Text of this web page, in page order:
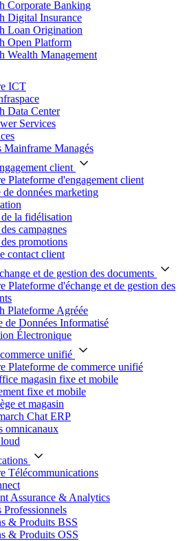
Corporate Banking
Digital Insurance
Loan Origination
Open Platform
Wealth Management
ICT
Data Center
Services
Mainframe Managés
client
Plateforme d'engagement client
de données marketing
la fidélisation
campagnes
promotions
contact client
et de gestion des documents
Plateforme d'échange et de gestion des
Plateforme Agréée
de Données Informatisé
Électronique
unifié
Plateforme de commerce unifié
magasin fixe et mobile
fixe et mobile
et magasin
Chat ERP
omnicanaux
Télécommunications
Assurance & Analytics
Professionnels
& Produits BSS
& Produits OSS